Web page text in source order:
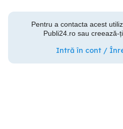
Pentru a contacta acest
Publi24.ro sau creează-
Intră în cont /